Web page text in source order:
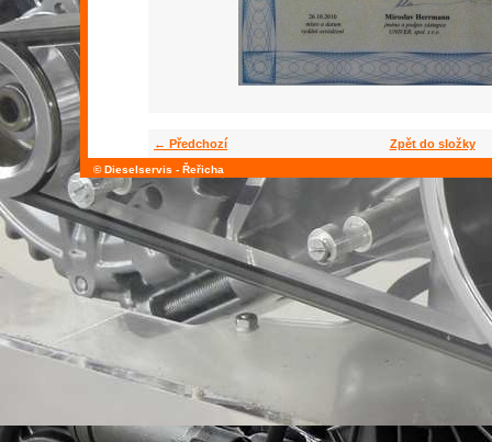
← Předchozí Zpět do složky
© Dieselservis - Řeřicha